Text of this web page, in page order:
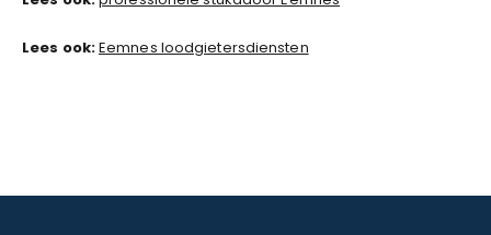
Lees ook:Eemnes loodgietersdiensten